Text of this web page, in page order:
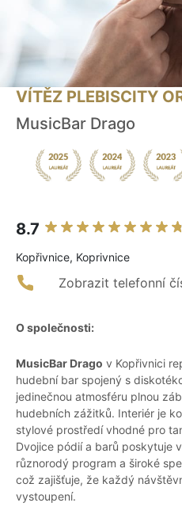
VÍTĚZ PLEBISCITY
MusicBar Drago
8.7
Kopřivnice, Koprivnice
Zobrazit telefonní
O společnosti:
MusicBar Drago v Kopřivnici
hudební bar spojený s
jedinečnou atmosféru plnou
hudebních zážitků. Interiér je
stylové prostředí vhodné pro
Dvojice pódií a barů poskytuje
různorodý program a široké
což zajišťuje, že každý
vystoupení.